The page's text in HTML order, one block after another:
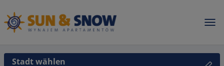
Stadt wählen